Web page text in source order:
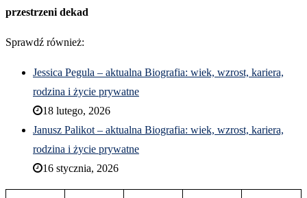
przestrzeni dekad
Sprawdź również:
Jessica Pegula – aktualna Biografia: wiek, wzrost, kariera,
rodzina i życie prywatne
18 lutego, 2026
Janusz Palikot – aktualna Biografia: wiek, wzrost, kariera,
rodzina i życie prywatne
16 stycznia, 2026